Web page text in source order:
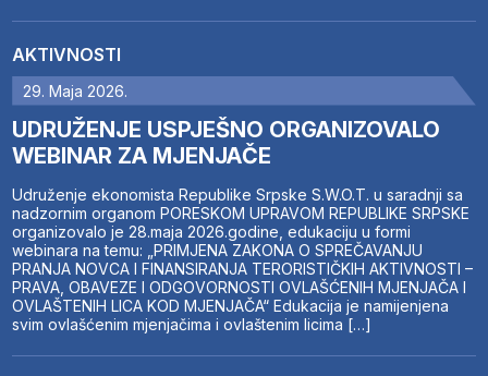
AKTIVNOSTI
29. Maja 2026.
UDRUŽENJE USPJEŠNO ORGANIZOVALO
WEBINAR ZA MJENJAČE
Udruženje ekonomista Republike Srpske S.W.O.T. u saradnji sa
nadzornim organom PORESKOM UPRAVOM REPUBLIKE SRPSKE
organizovalo je 28.maja 2026.godine, edukaciju u formi
webinara na temu: „PRIMJENA ZAKONA O SPREČAVANJU
PRANJA NOVCA I FINANSIRANJA TERORISTIČKIH AKTIVNOSTI –
PRAVA, OBAVEZE I ODGOVORNOSTI OVLAŠĆENIH MJENJAČA I
OVLAŠTENIH LICA KOD MJENJAČA“ Edukacija je namijenjena
svim ovlašćenim mjenjačima i ovlaštenim licima […]